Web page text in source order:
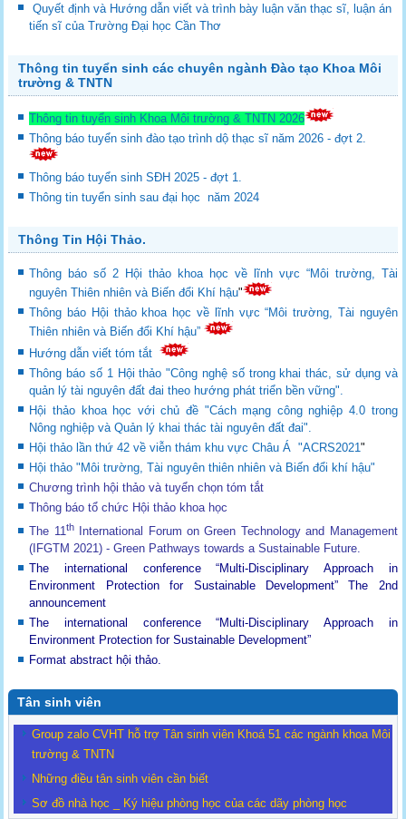
Quyết định và Hướng dẫn viết và trình bày luận văn thạc sĩ, luận án
tiến sĩ của Trường Đại học Cần Thơ
Thông tin tuyển sinh các chuyên ngành Đào tạo Khoa Môi
trường & TNTN
Thông tin tuyển sinh Khoa Môi trường & TNTN 2026
Thông báo tuyển sinh đào tạo trình dộ thạc sĩ năm 2026 - đợt 2.
Thông báo tuyển sinh SĐH 2025 - đợt 1.
Thông tin tuyển sinh sau đại học năm 2024
Thông Tin Hội Thảo.
Thông báo số 2 Hội thảo khoa học về lĩnh vực “Môi trường, Tài
nguyên Thiên nhiên và Biến đổi Khí hậu"
Thông báo Hội thảo khoa học về lĩnh vực “Môi trường, Tài nguyên
Thiên nhiên và Biến đổi Khí hậu”
Hướng dẫn viết tóm tắt
Thông báo số 1 Hội thảo "Công nghệ số trong khai thác, sử dụng và
quản lý tài nguyên đất đai theo hướng phát triển bền vững".
Hội thảo khoa học với chủ đề "Cách mạng công nghiệp 4.0 trong
Nông nghiệp và Quản lý khai thác tài nguyên đất đai".
Hội thảo lần thứ 42 về viễn thám khu vực Châu Á "ACRS2021"
Hội thảo "Môi trường, Tài nguyên thiên nhiên và Biến đổi khí hậu"
Chương trình hội thảo và tuyển chọn tóm tắt
Thông báo tổ chức Hội thảo khoa học
The 11thInternational Forum on Green Technology and Management
(IFGTM 2021) - Green Pathways towards a Sustainable Future.
The international conference “Multi-Disciplinary Approach in
Environment Protection for Sustainable Development”The 2nd
announcement
The international conference “Multi-Disciplinary Approach in
Environment Protection for Sustainable Development”
Format abstract hội thảo.
Tân sinh viên
Group zalo CVHT hỗ trợ Tân sinh viên Khoá 51 các ngành khoa Môi
trường & TNTN
Những điều tân sinh viên cần biết
Sơ đồ nhà học _ Ký hiệu phòng học của các dãy phòng học